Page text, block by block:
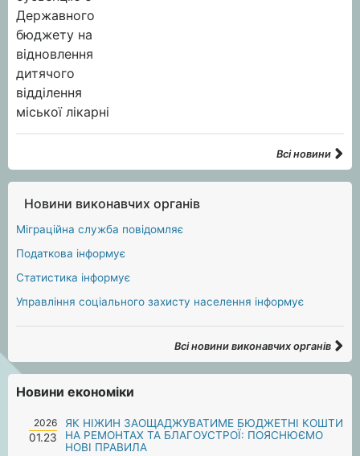
Всі новини
Новини виконавчих органів
Міграційна служба повідомляє
Податкова інформує
Статистика інформує
Управління соціального захисту населення інформує
Всі новини виконавчих органів
Новини економіки
2026
01.23
ЯК НІЖИН ЗАОЩАДЖУВАТИМЕ БЮДЖЕТНІ КОШТИ
НА РЕМОНТАХ ТА БЛАГОУСТРОЇ: ПОЯСНЮЄМО
НОВІ ПРАВИЛА